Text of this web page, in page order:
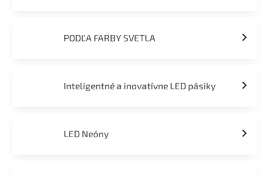
PODĽA FARBY SVETLA
Inteligentné a inovatívne LED pásiky
LED Neóny